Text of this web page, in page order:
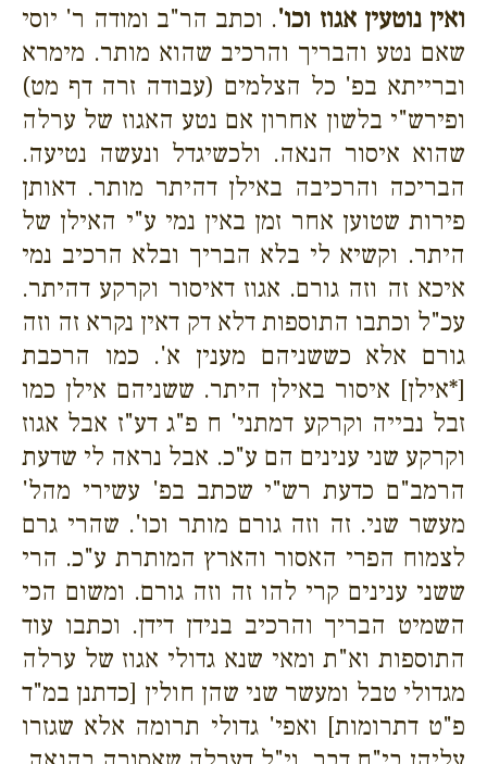
ואין נוטעין אגוז וכו'. וכתב הר"ב ומודה ר' יוסי
שאם נטע והבריך והרכיב שהוא מותר. מימרא
וברייתא בפ' כל הצלמים (עבודה זרה דף מט)
ופירש"י בלשון אחרון אם נטע האגוז של ערלה
שהוא איסור הנאה. ולכשיגדל ונעשה נטיעה.
הבריכה והרכיבה באילן דהיתר מותר. דאותן
פירות שטוען אחר זמן באין נמי ע"י האילן של
היתר. וקשיא לי בלא הבריך ובלא הרכיב נמי
איכא זה וזה גורם. אגוז דאיסור וקרקע דהיתר.
עכ"ל וכתבו התוספות דלא דק דאין נקרא זה וזה
גורם אלא כששניהם מענין א'. כמו הרכבת
[*אילן] איסור באילן היתר. ששניהם אילן כמו
זבל נבייה וקרקע דמתני' ח פ"ג דע"ז אבל אגוז
וקרקע שני ענינים הם ע"כ. אבל נראה לי שדעת
הרמב"ם כדעת רש"י שכתב בפ' עשירי מהל'
מעשר שני. זה וזה גורם מותר וכו'. שהרי גרם
לצמוח הפרי האסור והארץ המותרת ע"כ. הרי
ששני ענינים קרי להו זה וזה גורם. ומשום הכי
השמיט הבריך והרכיב בנידן דידן. וכתבו עוד
התוספות וא"ת ומאי שנא גדולי אגוז של ערלה
מגדולי טבל ומעשר שני שהן חולין [כדתנן במ"ד
פ"ט דתרומות] ואפי' גדולי תרומה אלא שגזרו